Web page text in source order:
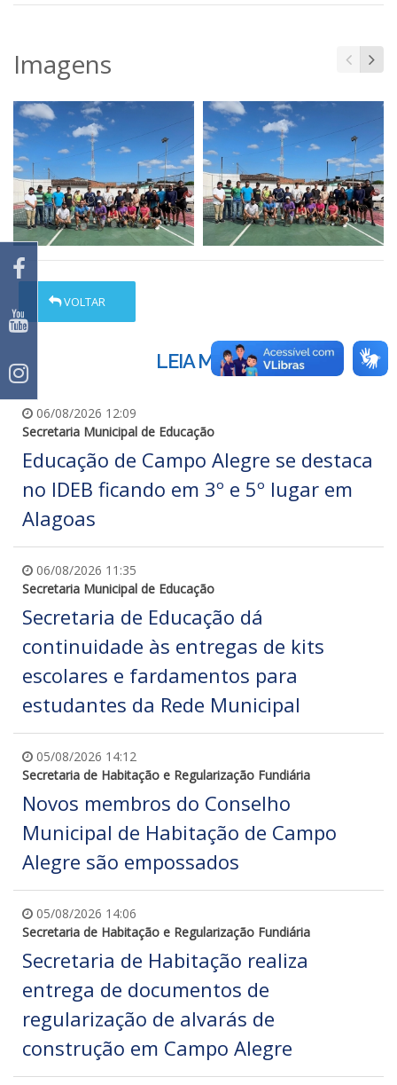
Imagens
VOLTAR
LEIA MAIS
06/08/2026 12:09
Secretaria Municipal de Educação
Educação de Campo Alegre se destaca
no IDEB ficando em 3º e 5º lugar em
Alagoas
06/08/2026 11:35
Secretaria Municipal de Educação
Secretaria de Educação dá
continuidade às entregas de kits
escolares e fardamentos para
estudantes da Rede Municipal
05/08/2026 14:12
Secretaria de Habitação e Regularização Fundiária
Novos membros do Conselho
Municipal de Habitação de Campo
Alegre são empossados
05/08/2026 14:06
Secretaria de Habitação e Regularização Fundiária
Secretaria de Habitação realiza
entrega de documentos de
regularização de alvarás de
construção em Campo Alegre